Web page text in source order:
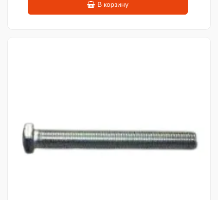
В корзину